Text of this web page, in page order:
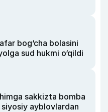
bog‘cha bolasini
sud hukmi o‘qildi
sakkizta bomba
siyosiy ayblovlardan